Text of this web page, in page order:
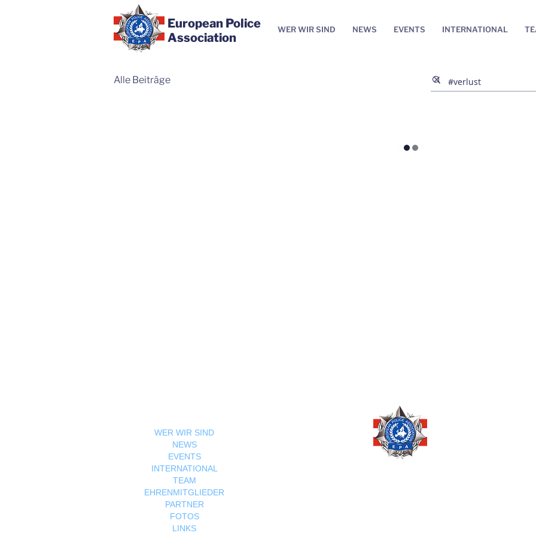
European Police
Association
WER WIR SIND NEWS EVENTS INTERNATIONAL
Alle Beiträge
WER WIR SIND
NEWS
EVENTS
INTERNATIONAL
TEAM
EHRENMITGLIEDER
PARTNER
FOTOS
LINKS